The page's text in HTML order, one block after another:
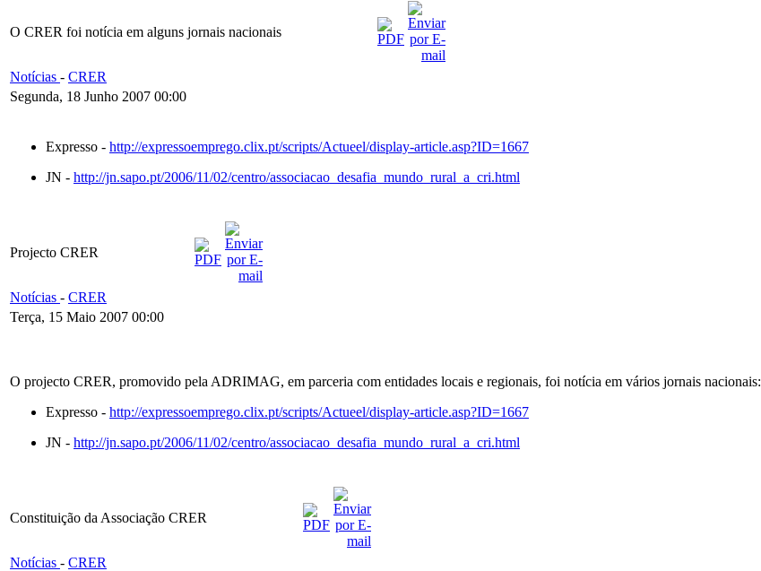
O CRER foi notícia em alguns jornais nacionais
Notícias - CRER
Segunda, 18 Junho 2007 00:00
Expresso - http://expressoemprego.clix.pt/scripts/Actueel/display-article.asp?ID=1667
JN - http://jn.sapo.pt/2006/11/02/centro/associacao_desafia_mundo_rural_a_cri.html
Projecto CRER
Notícias - CRER
Terça, 15 Maio 2007 00:00
O projecto CRER, promovido pela ADRIMAG, em parceria com entidades locais e regionais, foi notícia em vários jornais nacionais:
Expresso - http://expressoemprego.clix.pt/scripts/Actueel/display-article.asp?ID=1667
JN - http://jn.sapo.pt/2006/11/02/centro/associacao_desafia_mundo_rural_a_cri.html
Constituição da Associação CRER
Notícias - CRER